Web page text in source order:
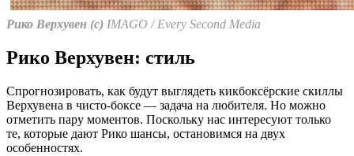
Рико Верхувен (с) IMAGO / Every Second Media
Рико Верхувен: стиль
Спрогнозировать, как будут выглядеть кикбоксёрские скиллы
Верхувена в чисто-боксе — задача на любителя. Но можно
отметить пару моментов. Поскольку нас интересуют только
те, которые дают Рико шансы, остановимся на двух
особенностях.